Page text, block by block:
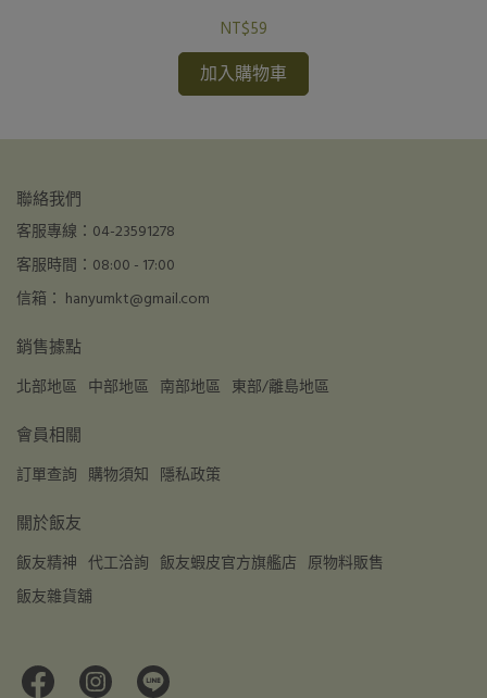
NT$59
加入購物車
聯絡我們
客服專線：04-23591278
客服時間：08:00 - 17:00
信箱： hanyumkt@gmail.com
銷售據點
北部地區 中部地區 南部地區 東部/離島地區
會員相關
訂單查詢 購物須知 隱私政策
關於飯友
飯友精神 代工洽詢 飯友蝦皮官方旗艦店 原物料販售
飯友雜貨舖